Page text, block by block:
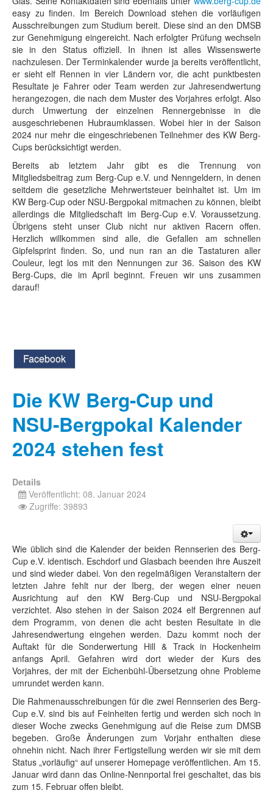
easy zu finden. Im Bereich Download stehen die vorläufigen
Ausschreibungen zum Studium bereit. Diese sind an den DMSB
zur Genehmigung eingereicht. Nach erfolgter Prüfung wechseln
sie in den Status offiziell. In ihnen ist alles Wissenswerte
nachzulesen. Der Terminkalender wurde ja bereits veröffentlicht,
er sieht elf Rennen in vier Ländern vor, die acht punktbesten
Resultate je Fahrer oder Team werden zur Jahresendwertung
herangezogen, die nach dem Muster des Vorjahres erfolgt. Also
durch Umwertung der einzelnen Rennergebnisse in die
ausgeschriebenen Hubraumklassen. Wobei hier in der Saison
2024 nur mehr die eingeschriebenen Teilnehmer des KW Berg-
Cups berücksichtigt werden.
Bereits ab letztem Jahr gibt es die Trennung von
Mitgliedsbeitrag zum Berg-Cup e.V. und Nenngeldern, in denen
seitdem die gesetzliche Mehrwertsteuer beinhaltet ist. Um im
KW Berg-Cup oder NSU-Bergpokal mitmachen zu können, bleibt
allerdings die Mitgliedschaft im Berg-Cup e.V. Voraussetzung.
Übrigens steht unser Club nicht nur aktiven Racern offen.
Herzlich willkommen sind alle, die Gefallen am schnellen
Gipfelsprint finden. So, und nun ran an die Tastaturen aller
Couleur, legt los mit den Nennungen zur 36. Saison des KW
Berg-Cups, die im April beginnt. Freuen wir uns zusammen
darauf!
Facebook
Die KW Berg-Cup und
NSU-Bergpokal Kalender
2024 stehen fest
Details
Veröffentlicht: 08. Januar 2024
Zugriffe: 39893
Wie üblich sind die Kalender der beiden Rennserien des Berg-
Cup e.V. identisch. Eschdorf und Glasbach beenden ihre Auszeit
und sind wieder dabei. Von den regelmäßigen Veranstaltern der
letzten Jahre fehlt nur der Iberg, der wegen einer neuen
Ausrichtung auf den KW Berg-Cup und NSU-Bergpokal
verzichtet. Also stehen in der Saison 2024 elf Bergrennen auf
dem Programm, von denen die acht besten Resultate in die
Jahresendwertung eingehen werden. Dazu kommt noch der
Auftakt für die Sonderwertung Hill & Track in Hockenheim
anfangs April. Gefahren wird dort wieder der Kurs des
Vorjahres, der mit der Eichenbühl-Übersetzung ohne Probleme
umrundet werden kann.
Die Rahmenausschreibungen für die zwei Rennserien des Berg-
Cup e.V. sind bis auf Feinheiten fertig und werden sich noch in
dieser Woche zwecks Genehmigung auf die Reise zum DMSB
begeben. Große Änderungen zum Vorjahr enthalten diese
ohnehin nicht. Nach ihrer Fertigstellung werden wir sie mit dem
Status „vorläufig“ auf unserer Homepage veröffentlichen. Am 15.
Januar wird dann das Online-Nennportal frei geschaltet, das bis
zum 15. Februar offen bleibt.